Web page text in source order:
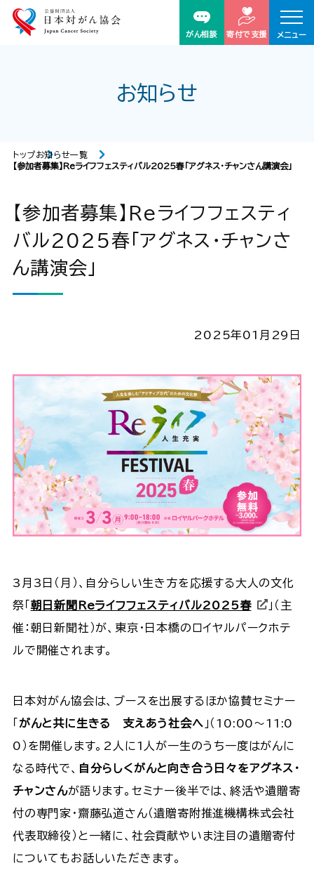
がん相談 寄付で支援 メニュー
お知らせ
トップお知らせ一覧
【参加者募集】Reライフフェスティバル2025春「アグネス・チャンさん講演会」​
【参加者募集】Reライフフェスティ
バル2025春「アグネス・チャンさ
ん講演会」​
2025年01月29日
3月3日（月）、自分らしい生き方を応援する大人の文化
祭「 朝日新聞Reライフフェスティバル2025春
」（主
催：朝日新聞社）が、東京・日本橋のロイヤルパークホテ
ルで開催されます。
日本対がん協会は、ブースを出展するほか協賛セミナー
「 がんと共に生きる 支えあう社会へ 」（10:00～11:0
0）を開催します。2人に1人が一生のうち一度はがんに
なる時代で、 自分らしくがんと向き合う日々をアグネス・
チャンさんが語ります。セミナー後半では、終活や遺贈寄
付の専門家・齋藤弘道さん（遺贈寄附推進機構株式会社
代表取締役）と一緒に、社会貢献やいま注目の遺贈寄付
についてもお話しいただきます。